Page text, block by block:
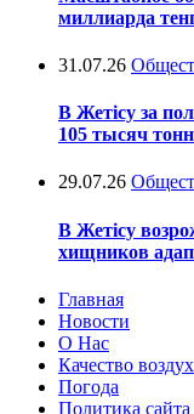
миллиарда
31.07.26
В Жетісу за
105 тысяч
29.07.26
В Жетісу
хищников
Главная
Новости
О Нас
Качество
Погода
Политика сайта